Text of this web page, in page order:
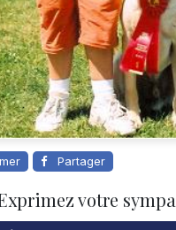
Partager
votre